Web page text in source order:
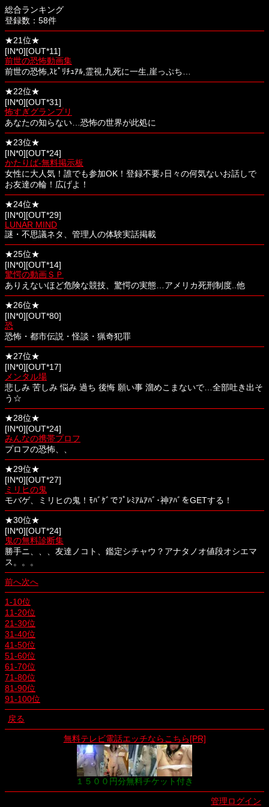
総合ランキング
登録数：58件
★21位★
[IN*0][OUT*11]
前世の恐怖動画集
前世の恐怖,ｽﾋﾟﾘﾁｭｱﾙ,霊視,九死に一生,崖っぷち…
★22位★
[IN*0][OUT*31]
怖すぎグランプリ
あなたの知らない…恐怖の世界が此処に
★23位★
[IN*0][OUT*24]
かたりば-無料掲示板
女性に大人気！誰でも参加OK！登録不要♪日々の何気ないお話しで
お友達の輪！広げよ！
★24位★
[IN*0][OUT*29]
LUNAR MIND
謎・不思議ネタ、管理人の体験実話掲載
★25位★
[IN*0][OUT*14]
驚愕の動画ＳＰ
ありえないほど危険な競技、驚愕の実態…アメリカ死刑制度..他
★26位★
[IN*0][OUT*80]
恐
恐怖・都市伝説・怪談・猟奇犯罪
★27位★
[IN*0][OUT*17]
メンタル場
悲しみ 苦しみ 悩み 過ち 後悔 願い事 溜めこまないで…全部吐き出そ
う☆
★28位★
[IN*0][OUT*24]
みんなの携帯プロフ
プロフの恐怖、、
★29位★
[IN*0][OUT*27]
ミリヒの鬼
モバゲ、ミリヒの鬼！ﾓﾊﾞｹﾞでﾌﾟﾚﾐｱﾑｱﾊﾞ･神ｱﾊﾞをGETする！
★30位★
[IN*0][OUT*24]
鬼の無料診断集
勝手ニ、、、友達ノコト、鑑定シチャウ？アナタノオ値段オシエマ
ス。。。
前へ次へ
1-10位
11-20位
21-30位
31-40位
41-50位
51-60位
61-70位
71-80位
81-90位
91-100位
戻る
無料テレビ電話エッチならこちら[PR]
１５００円分無料チケット付き
管理ログイン